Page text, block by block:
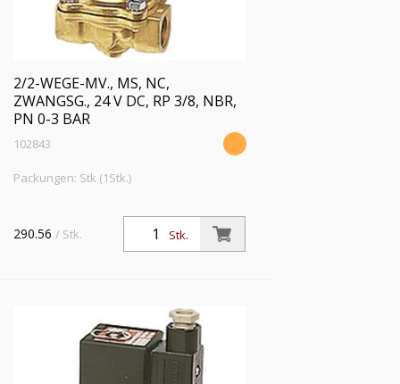
2/2-WEGE-MV., MS, NC,
ZWANGSG., 24 V DC, RP 3/8, NBR,
PN 0-3 BAR
102843
Packungen: Stk (1Stk.)
Stk.
290.56 / Stk.